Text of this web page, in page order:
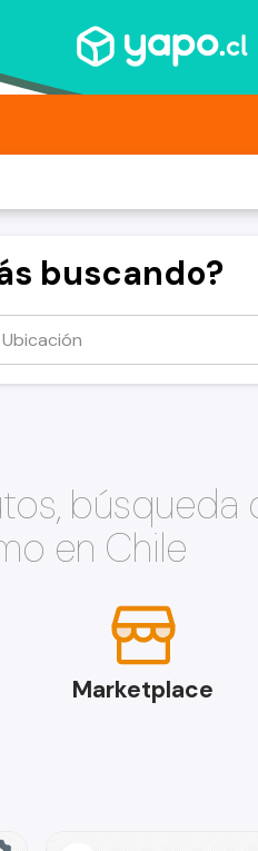
buscando?
en Chile
Marketplace